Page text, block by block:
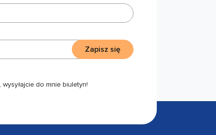
do mnie biuletyn!
Zapisz się